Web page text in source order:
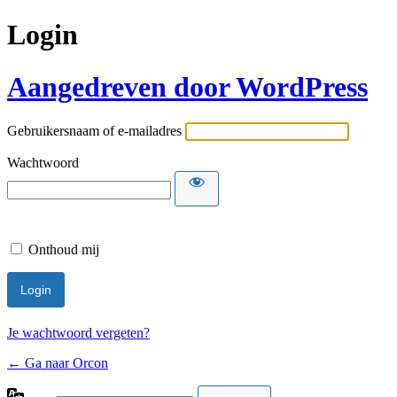
Login
Aangedreven door WordPress
Gebruikersnaam of e-mailadres
Wachtwoord
Onthoud mij
Je wachtwoord vergeten?
← Ga naar Orcon